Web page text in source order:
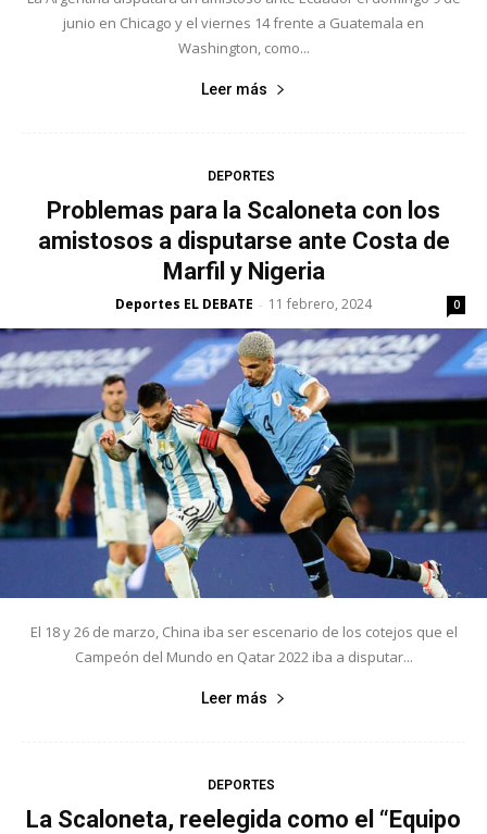
junio en Chicago y el viernes 14 frente a Guatemala en
Washington, como...
Leer más
DEPORTES
Problemas para la Scaloneta con los
amistosos a disputarse ante Costa de
Marfil y Nigeria
Deportes EL DEBATE - 11 febrero, 2024 0
El 18 y 26 de marzo, China iba ser escenario de los cotejos que el
Campeón del Mundo en Qatar 2022 iba a disputar...
Leer más
DEPORTES
La Scaloneta, reelegida como el “Equipo